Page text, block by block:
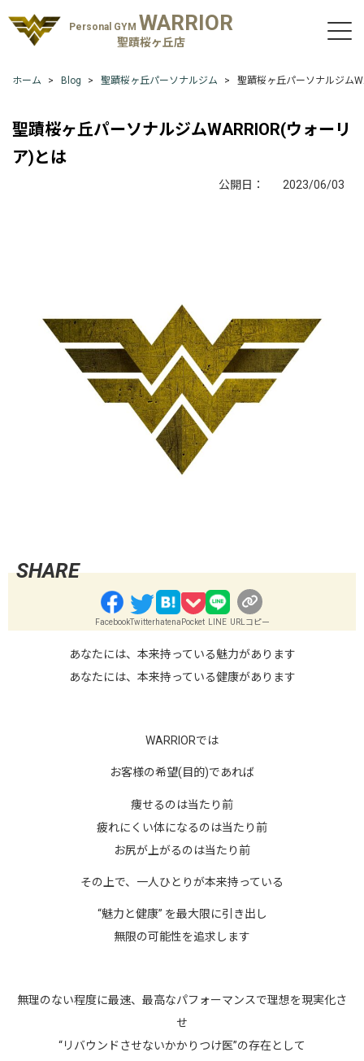
Personal GYM WARRIOR
聖蹟桜ヶ丘店
ホーム Blog 聖蹟桜ヶ丘パーソナルジム 聖蹟桜ヶ丘パーソナルジム
聖蹟桜ヶ丘パーソナルジムWARRIOR(ウォーリ
ア)とは
公開日： 2023/06/03
FacebookTwitterhatena Pocket LINE URLコピー
あなたには、本来持っている魅力があります
あなたには、本来持っている健康があります
WARRIORでは
お客様の希望(目的)であれば
痩せるのは当たり前
疲れにくい体になるのは当たり前
お尻が上がるのは当たり前
その上で、一人ひとりが本来持っている
“魅力と健康” を最大限に引き出し
無限の可能性を追求します
無理のない程度に最速、最高なパフォーマンスで理想を現実化さ
せ
“リバウンドさせないかかりつけ医”の存在として